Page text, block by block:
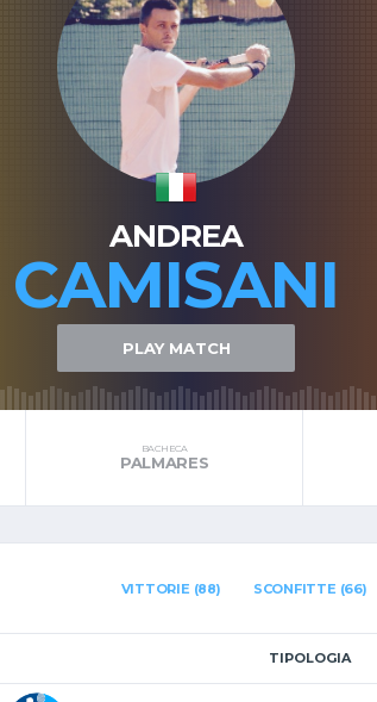
ANDREA
CAMISANI
PLAY MATCH
BACHECA
PALMARES
VITTORIE (88) SCONFITTE (66)
TIPOLOGIA